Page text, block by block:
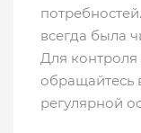
всегда была
Для
обращайтесь
регулярной